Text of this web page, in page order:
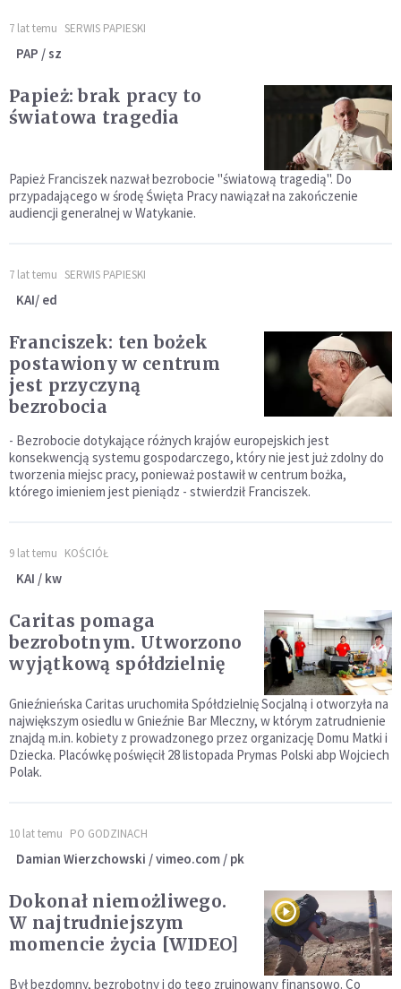
7 lat temu SERWIS PAPIESKI
PAP / sz
Papież: brak pracy to
światowa tragedia
Papież Franciszek nazwał bezrobocie "światową tragedią". Do
przypadającego w środę Święta Pracy nawiązał na zakończenie
audiencji generalnej w Watykanie.
7 lat temu SERWIS PAPIESKI
KAI/ ed
Franciszek: ten bożek
postawiony w centrum
jest przyczyną
bezrobocia
- Bezrobocie dotykające różnych krajów europejskich jest
konsekwencją systemu gospodarczego, który nie jest już zdolny do
tworzenia miejsc pracy, ponieważ postawił w centrum bożka,
którego imieniem jest pieniądz - stwierdził Franciszek.
9 lat temu KOŚCIÓŁ
KAI / kw
Caritas pomaga
bezrobotnym. Utworzono
wyjątkową spółdzielnię
Gnieźnieńska Caritas uruchomiła Spółdzielnię Socjalną i otworzyła na
największym osiedlu w Gnieźnie Bar Mleczny, w którym zatrudnienie
znajdą m.in. kobiety z prowadzonego przez organizację Domu Matki i
Dziecka. Placówkę poświęcił 28 listopada Prymas Polski abp Wojciech
Polak.
10 lat temu PO GODZINACH
Damian Wierzchowski / vimeo.com / pk
Dokonał niemożliwego.
W najtrudniejszym
momencie życia [WIDEO]
Był bezdomny, bezrobotny i do tego zrujnowany finansowo. Co